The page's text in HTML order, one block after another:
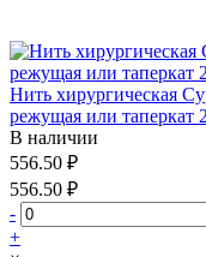
Нить хирургическая
режущая или таперкат
В наличии
556.50 ₽
556.50 ₽
-
+